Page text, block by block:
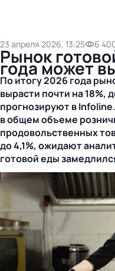
23 апреля 2026, 13:25 6
Рынок
года может
По итогу 2026 года
вырасти почти на 18%,
прогнозируют в
в общем объеме
продовольственных
до 4,1%, ожидают
готовой еды